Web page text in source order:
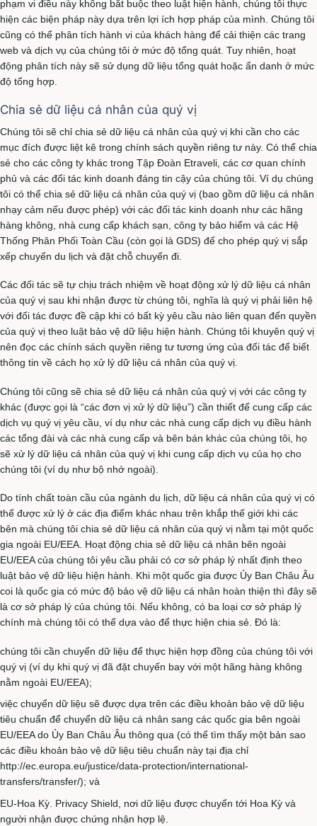
phạm vi điều này không bắt buộc theo luật hiện hành, chúng tôi thực
hiện các biện pháp này dựa trên lợi ích hợp pháp của mình. Chúng tôi
cũng có thể phân tích hành vi của khách hàng để cải thiện các trang
web và dịch vụ của chúng tôi ở mức độ tổng quát. Tuy nhiên, hoạt
động phân tích này sẽ sử dụng dữ liệu tổng quát hoặc ẩn danh ở mức
độ tổng hợp.
Chia sẻ dữ liệu cá nhân của quý vị
Chúng tôi sẽ chỉ chia sẻ dữ liệu cá nhân của quý vị khi cần cho các
mục đích được liệt kê trong chính sách quyền riêng tư này. Có thể chia
sẻ cho các công ty khác trong Tập Đoàn Etraveli, các cơ quan chính
phủ và các đối tác kinh doanh đáng tin cậy của chúng tôi. Ví dụ chúng
tôi có thể chia sẻ dữ liệu cá nhân của quý vị (bao gồm dữ liệu cá nhân
nhạy cảm nếu được phép) với các đối tác kinh doanh như các hãng
hàng không, nhà cung cấp khách sạn, công ty bảo hiểm và các Hệ
Thống Phân Phối Toàn Cầu (còn gọi là GDS) để cho phép quý vị sắp
xếp chuyến du lịch và đặt chỗ chuyến đi.
Các đối tác sẽ tự chịu trách nhiệm về hoạt động xử lý dữ liệu cá nhân
của quý vị sau khi nhận được từ chúng tôi, nghĩa là quý vị phải liên hệ
với đối tác được đề cập khi có bất kỳ yêu cầu nào liên quan đến quyền
của quý vị theo luật bảo vệ dữ liệu hiện hành. Chúng tôi khuyên quý vị
nên đọc các chính sách quyền riêng tư tương ứng của đối tác để biết
thông tin về cách họ xử lý dữ liệu cá nhân của quý vị.
Chúng tôi cũng sẽ chia sẻ dữ liệu cá nhân của quý vị với các công ty
khác (được gọi là “các đơn vị xử lý dữ liệu”) cần thiết để cung cấp các
dịch vụ quý vị yêu cầu, ví dụ như các nhà cung cấp dịch vụ điều hành
các tổng đài và các nhà cung cấp và bên bán khác của chúng tôi, họ
sẽ xử lý dữ liệu cá nhân của quý vị khi cung cấp dịch vụ của họ cho
chúng tôi (ví dụ như bộ nhớ ngoài).
Do tính chất toàn cầu của ngành du lịch, dữ liệu cá nhân của quý vị có
thể được xử lý ở các địa điểm khác nhau trên khắp thế giới khi các
bên mà chúng tôi chia sẻ dữ liệu cá nhân của quý vị nằm tại một quốc
gia ngoài EU/EEA. Hoạt động chia sẻ dữ liệu cá nhân bên ngoài
EU/EEA của chúng tôi yêu cầu phải có cơ sở pháp lý nhất định theo
luật bảo vệ dữ liệu hiện hành. Khi một quốc gia được Ủy Ban Châu Âu
coi là quốc gia có mức độ bảo vệ dữ liệu cá nhân hoàn thiện thì đây sẽ
là cơ sở pháp lý của chúng tôi. Nếu không, có ba loại cơ sở pháp lý
chính mà chúng tôi có thể dựa vào để thực hiện chia sẻ. Đó là:
chúng tôi cần chuyển dữ liệu để thực hiện hợp đồng của chúng tôi với
quý vị (ví dụ khi quý vị đã đặt chuyến bay với một hãng hàng không
nằm ngoài EU/EEA);
việc chuyển dữ liệu sẽ được dựa trên các điều khoản bảo vệ dữ liệu
tiêu chuẩn để chuyển dữ liệu cá nhân sang các quốc gia bên ngoài
EU/EEA do Ủy Ban Châu Âu thông qua (có thể tìm thấy một bản sao
các điều khoản bảo vệ dữ liệu tiêu chuẩn này tại địa chỉ
http://ec.europa.eu/justice/data-protection/international-
transfers/transfer/); và
EU-Hoa Kỳ. Privacy Shield, nơi dữ liệu được chuyển tới Hoa Kỳ và
người nhận được chứng nhận hợp lệ.